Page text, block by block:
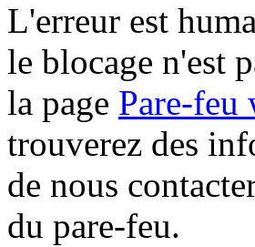
L'erreur est
le blocage n'est
la page Pare-feu
trouverez des
de nous
du pare-feu.